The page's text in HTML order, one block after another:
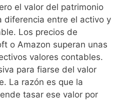
el valor del patrimonio
diferencia entre el activo y
Los precios de
o Amazon superan unas
valores contables.
para fiarse del valor
La razón es que la
tasar ese valor por